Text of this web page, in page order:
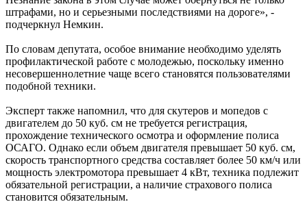
штрафами, но и серьезными последствиями на дороге», -
подчеркнул Немкин.
По словам депутата, особое внимание необходимо уделять
профилактической работе с молодежью, поскольку именно
несовершеннолетние чаще всего становятся пользователями
подобной техники.
Эксперт также напомнил, что для скутеров и мопедов с
двигателем до 50 куб. см не требуется регистрация,
прохождение технического осмотра и оформление полиса
ОСАГО. Однако если объем двигателя превышает 50 куб. см,
скорость транспортного средства составляет более 50 км/ч или
мощность электромотора превышает 4 кВт, техника подлежит
обязательной регистрации, а наличие страхового полиса
становится обязательным.